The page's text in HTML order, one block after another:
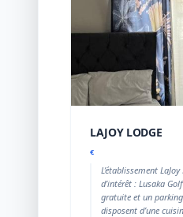
LAJOY LODGE
€
L’établissement
d’intérêt : Lusaka
gratuite et un
disposent d’une